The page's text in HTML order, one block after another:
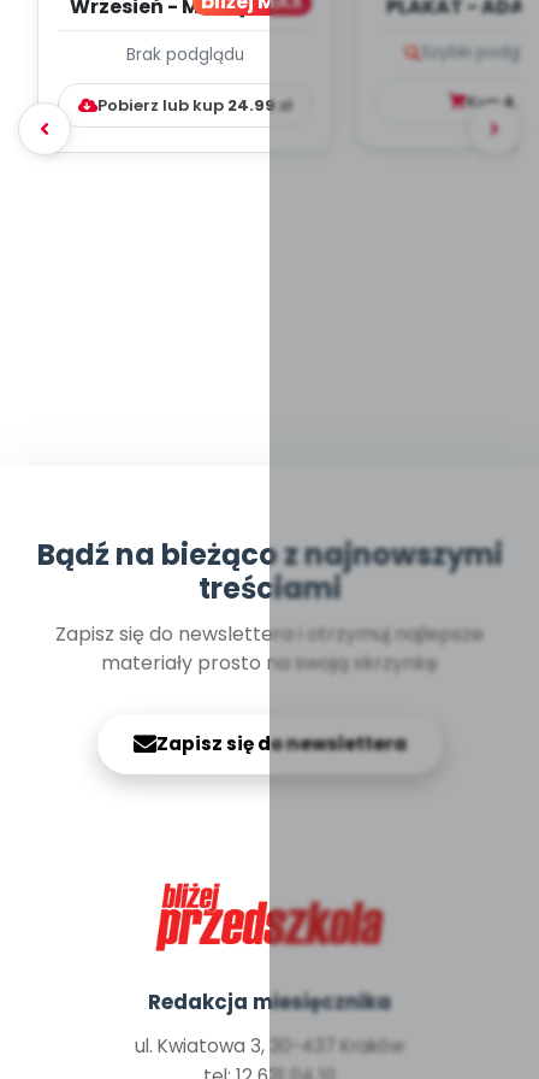
Wrzesień - MIESIĘCZNY
WYCHOWAWCZO –
DYDAKTYC...
Brak podglądu
Pobierz lub kup 24.99 zł
PLAKAT -
Szybki
Kup
Bądź na bieżąco z najnowszymi
treściami
Zapisz się do newslettera i otrzymuj najlepsze
materiały prosto na swoją skrzynkę
Zapisz się do newslettera
Redakcja miesięcznika
ul. Kwiatowa 3, 30-437 Kraków